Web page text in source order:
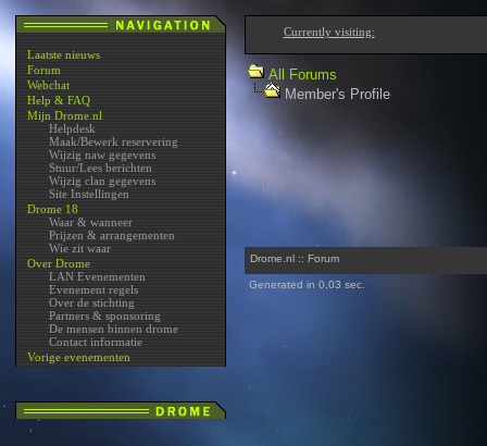
Laatste nieuws
Forum
Webchat
Help & FAQ
Mijn Drome.nl
Helpdesk
Maak/Bewerk reservering
Wijzig naw gegevens
Stuur/Lees berichten
Wijzig clan gegevens
Site Instellingen
Drome 18
Waar & wanneer
Prijzen & arrangementen
Wie zit waar
Over Drome
LAN Evenementen
Evenement regels
Over de stichting
Partners & sponsoring
De mensen binnen drome
Contact informatie
Vorige evenementen
Currently visiting:
All Forums
Member's Profile
Drome.nl :: Forum
Generated in 0,03 sec.